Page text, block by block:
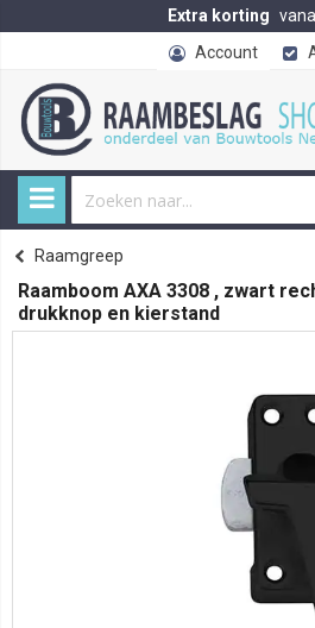
Extra korting
Account
Home
Raamgreep
Raamboom AXA 3308 , zwart
drukknop en kierstand